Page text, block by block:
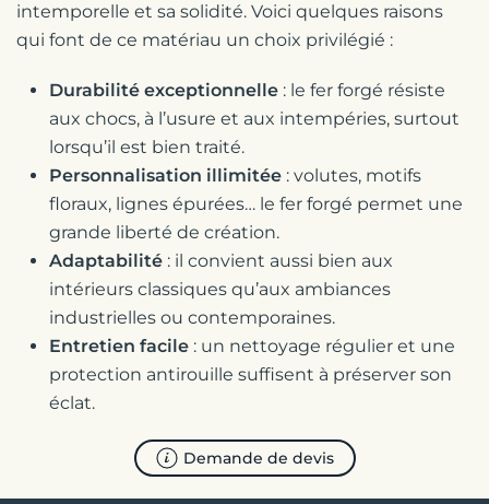
intemporelle et sa solidité. Voici quelques raisons
qui font de ce matériau un choix privilégié :
Durabilité exceptionnelle : le fer forgé résiste
aux chocs, à l’usure et aux intempéries, surtout
lorsqu’il est bien traité.
Personnalisation illimitée : volutes, motifs
floraux, lignes épurées… le fer forgé permet une
grande liberté de création.
Adaptabilité : il convient aussi bien aux
intérieurs classiques qu’aux ambiances
industrielles ou contemporaines.
Entretien facile : un nettoyage régulier et une
protection antirouille suffisent à préserver son
éclat.
Demande de devis